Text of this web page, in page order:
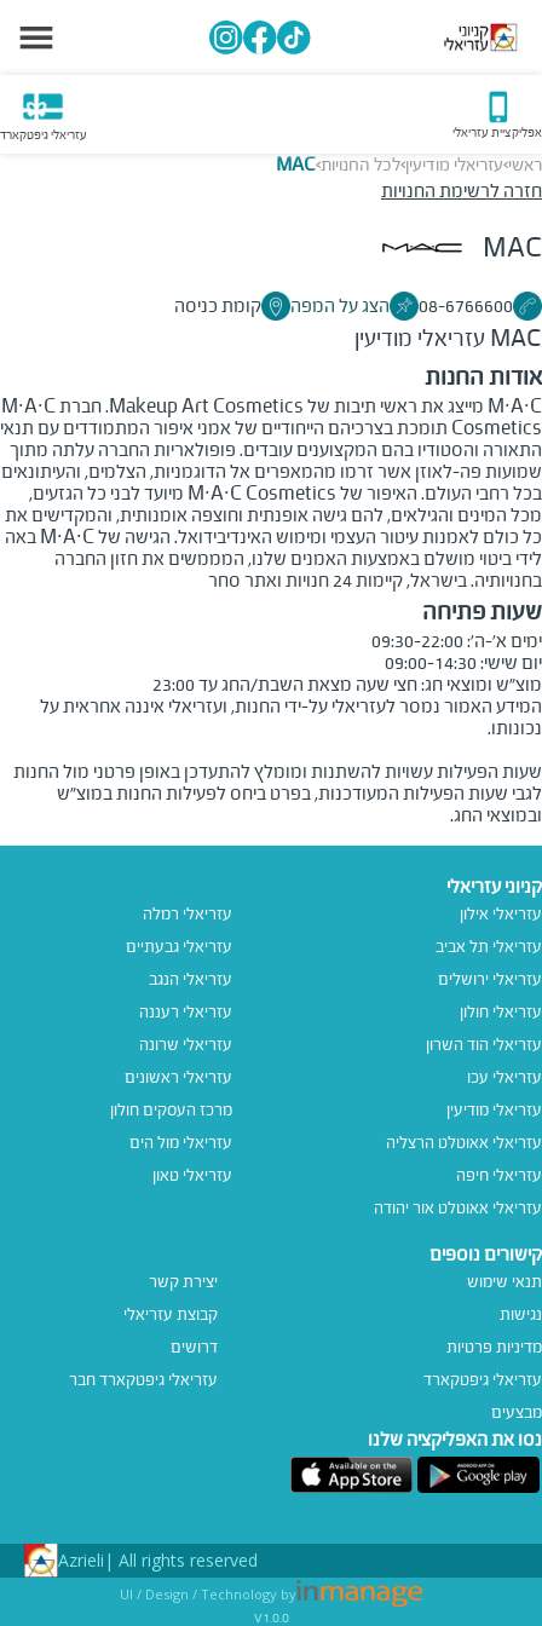
אפליקציית עזריאלי עזריאלי גיפטקארד
ראשי>עזריאלי מודיעין>לכל החנויות>
MAC
חזרה לרשימת החנויות
MAC
08-6766600 הצג על המפה קומת כניסה
MAC עזריאלי מודיעין
אודות החנות
M·A·C מייצג את ראשי תיבות של Makeup Art Cosmetics. חברת M·A·C
Cosmetics תומכת בצרכיהם הייחודיים של אמני איפור המתמודדים עם תנאי
התאורה והסטודיו בהם המקצוענים עובדים. פופולאריות החברה עלתה מתוך
שמועות פה-לאוזן אשר זרמו מהמאפרים אל הדוגמניות, הצלמים, והעיתונאים
בכל רחבי העולם. האיפור של M·A·C Cosmetics מיועד לבני כל הגזעים,
מכל המינים והגילאים, להם גישה אופנתית וחוצפה אומנותית, והמקדישים את
כל כולם לאמנות עיטור העצמי ומימוש האינדיבידואל. הגישה של M·A·C באה
לידי ביטוי מושלם באמצעות האמנים שלנו, המממשים את חזון החברה
בחנויותיה. בישראל, קיימות 24 חנויות ואתר סחר
שעות פתיחה
מוצ"ש ומוצאי חג: חצי שעה מצאת השבת/החג עד 23:00
המידע האמור נמסר לעזריאלי על-ידי החנות, ועזריאלי איננה אחראית על
שעות הפעילות עשויות להשתנות ומומלץ להתעדכן באופן פרטני מול החנות
לגבי שעות הפעילות המעודכנות, בפרט ביחס לפעילות החנות במוצ"ש
ובמוצאי החג.
קניוני עזריאלי
עזריאלי אילון
עזריאלי תל אביב
עזריאלי ירושלים
עזריאלי חולון
עזריאלי הוד השרון
עזריאלי עכו
עזריאלי מודיעין
עזריאלי אאוטלט הרצליה
עזריאלי חיפה
עזריאלי אאוטלט אור יהודה
עזריאלי רמלה
עזריאלי גבעתיים
עזריאלי הנגב
עזריאלי רעננה
עזריאלי שרונה
עזריאלי ראשונים
מרכז העסקים חולון
עזריאלי מול הים
עזריאלי טאון
קישורים נוספים
תנאי שימוש
נגישות
מדיניות פרטיות
עזריאלי גיפטקארד
מבצעים
יצירת קשר
קבוצת עזריאלי
דרושים
עזריאלי גיפטקארד חבר‎
נסו את האפליקציה שלנו
All rights reserved |
Azrieli
UI / Design / Technology by
v1.0.0